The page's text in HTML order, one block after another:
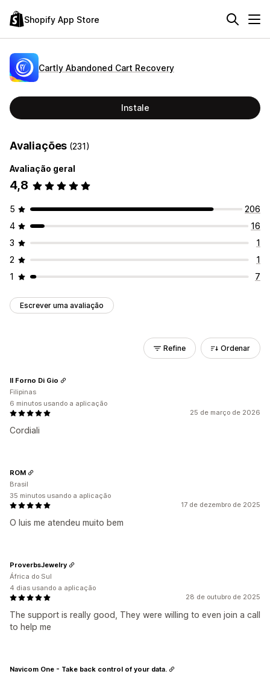
Shopify App Store
Cartly Abandoned Cart Recovery
Instale
Avaliações (231)
Avaliação geral
4,8
5
206
4
16
3
1
2
1
1
7
Escrever uma avaliação
Refine Ordenar
25 de março de 2026
Cordiali
Il Forno Di Gio
Filipinas
6 minutos usando a aplicação
17 de dezembro de 2025
O luis me atendeu muito bem
ROM
Brasil
35 minutos usando a aplicação
28 de outubro de 2025
The support is really good, They were willing to even join a call
to help me
ProverbsJewelry
África do Sul
4 dias usando a aplicação
Navicom One - Take back control of your data.